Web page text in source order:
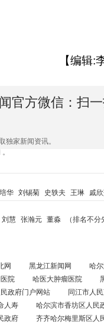
【编辑:
官方微信：扫
独家新闻资讯。
华 刘锡菊 史轶夫 王琳 戚
刘慧 张瀚元 董淼 （排名不
网 黑龙江新闻网
哈
院 哈医大肿瘤医院
政府门户网站
同江市人
人寿
哈尔滨市香坊区人民
政府 齐齐哈尔梅里斯区人